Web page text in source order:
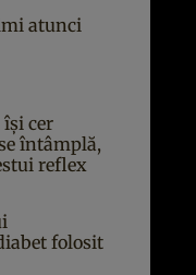
atunci
își cer
întâmplă,
reflex
folosit